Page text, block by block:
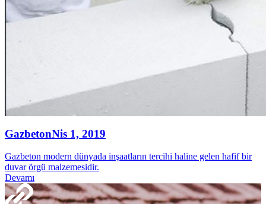
GazbetonNis 1, 2019
Gazbeton modern dünyada inşaatların tercihi haline gelen hafif bir
duvar örgü malzemesidir.
Devamı